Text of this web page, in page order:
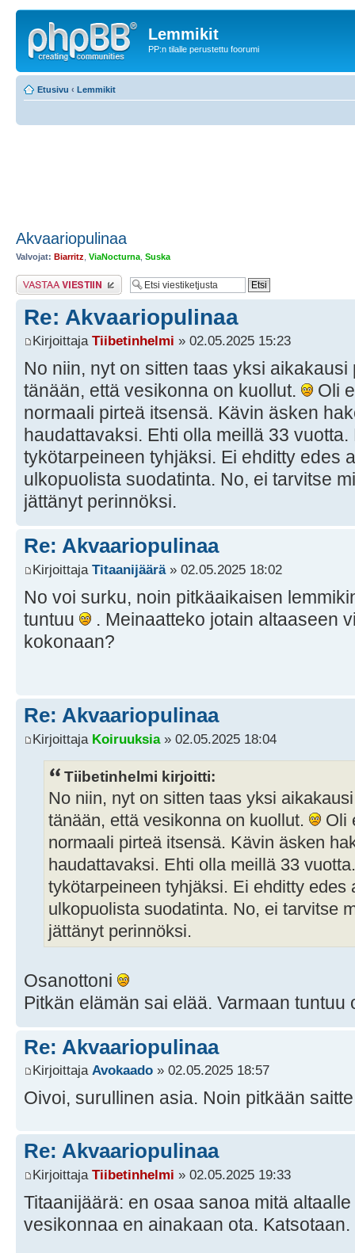
Lemmikit
PP:n tilalle perustettu foorumi
Etusivu ‹ Lemmikit
Akvaariopulinaa
Valvojat: Biarritz ViaNocturna Suska
Lähetä vastaus
Re: Akvaariopulinaa
Kirjoittaja Tiibetinhelmi » 02.05.2025 15:23
No niin, nyt on sitten taas yksi aikakausi
tänään, että vesikonna on kuollut.
Oli
normaali pirteä itsensä. Kävin äsken
haudattavaksi. Ehti olla meillä 33
tykötarpeineen tyhjäksi. Ei ehditty edes
ulkopuolista suodatinta. No, ei tarvitse
jättänyt perinnöksi.
Re: Akvaariopulinaa
Kirjoittaja Titaanijäärä» 02.05.2025 18:02
No voi surku, noin pitkäaikaisen
tuntuu
. Meinaatteko jotain altaaseen
kokonaan?
Re: Akvaariopulinaa
Kirjoittaja Koiruuksia» 02.05.2025 18:04
Tiibetinhelmi kirjoitti:
No niin, nyt on sitten taas yksi
tänään, että vesikonna on kuollut.
Oli
normaali pirteä itsensä. Kävin äsken
haudattavaksi. Ehti olla meillä 33
tykötarpeineen tyhjäksi. Ei ehditty edes
ulkopuolista suodatinta. No, ei tarvitse
jättänyt perinnöksi.
Osanottoni
Pitkän elämän sai elää. Varmaan
Re: Akvaariopulinaa
Kirjoittaja Avokaado » 02.05.2025 18:57
Oivoi, surullinen asia. Noin pitkään
Re: Akvaariopulinaa
Kirjoittaja Tiibetinhelmi » 02.05.2025 19:33
Titaanijäärä: en osaa sanoa mitä
vesikonnaa en ainakaan ota. Katsotaan.